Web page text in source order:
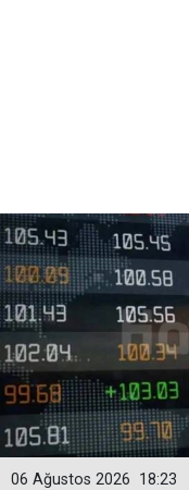
18:23
06 Ağustos 2026